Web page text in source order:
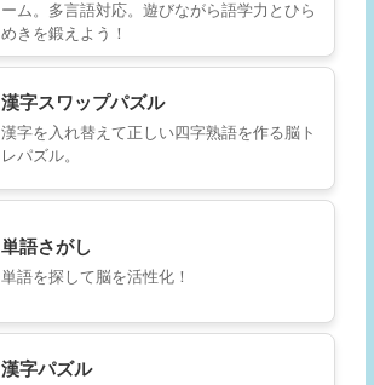
ーム。多言語対応。遊びながら語学力とひら
めきを鍛えよう！
漢字スワップパズル
漢字を入れ替えて正しい四字熟語を作る脳ト
レパズル。
単語さがし
単語を探して脳を活性化！
漢字パズル